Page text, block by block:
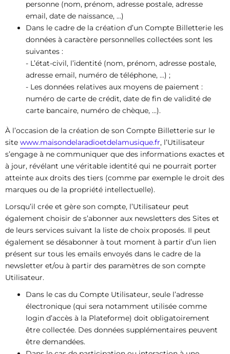
personne (nom, prénom, adresse postale, adresse
email, date de naissance, …)
Dans le cadre de la création d’un Compte Billetterie les
données à caractère personnelles collectées sont les
suivantes :
- L’état-civil, l’identité (nom, prénom, adresse postale,
adresse email, numéro de téléphone, …) ;
- Les données relatives aux moyens de paiement :
numéro de carte de crédit, date de fin de validité de
carte bancaire, numéro de chèque, …).
À l’occasion de la création de son Compte Billetterie sur le
site www.maisondelaradioetdelamusique.fr, l’Utilisateur
s’engage à ne communiquer que des informations exactes et
à jour, révélant une véritable identité qui ne pourrait porter
atteinte aux droits des tiers (comme par exemple le droit des
marques ou de la propriété intellectuelle).
Lorsqu’il crée et gère son compte, l’Utilisateur peut
également choisir de s’abonner aux newsletters des Sites et
de leurs services suivant la liste de choix proposés. Il peut
également se désabonner à tout moment à partir d’un lien
présent sur tous les emails envoyés dans le cadre de la
newsletter et/ou à partir des paramètres de son compte
Utilisateur.
Dans le cas du Compte Utilisateur, seule l’adresse
électronique (qui sera notamment utilisée comme
login d’accès à la Plateforme) doit obligatoirement
être collectée. Des données supplémentaires peuvent
être demandées.